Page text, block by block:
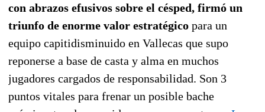
con abrazos efusivos sobre el césped, firmó un
triunfo de enorme valor estratégico para un
equipo capitidisminuido en Vallecas que supo
reponerse a base de casta y alma en muchos
jugadores cargados de responsabilidad. Son 3
puntos vitales para frenar un posible bache